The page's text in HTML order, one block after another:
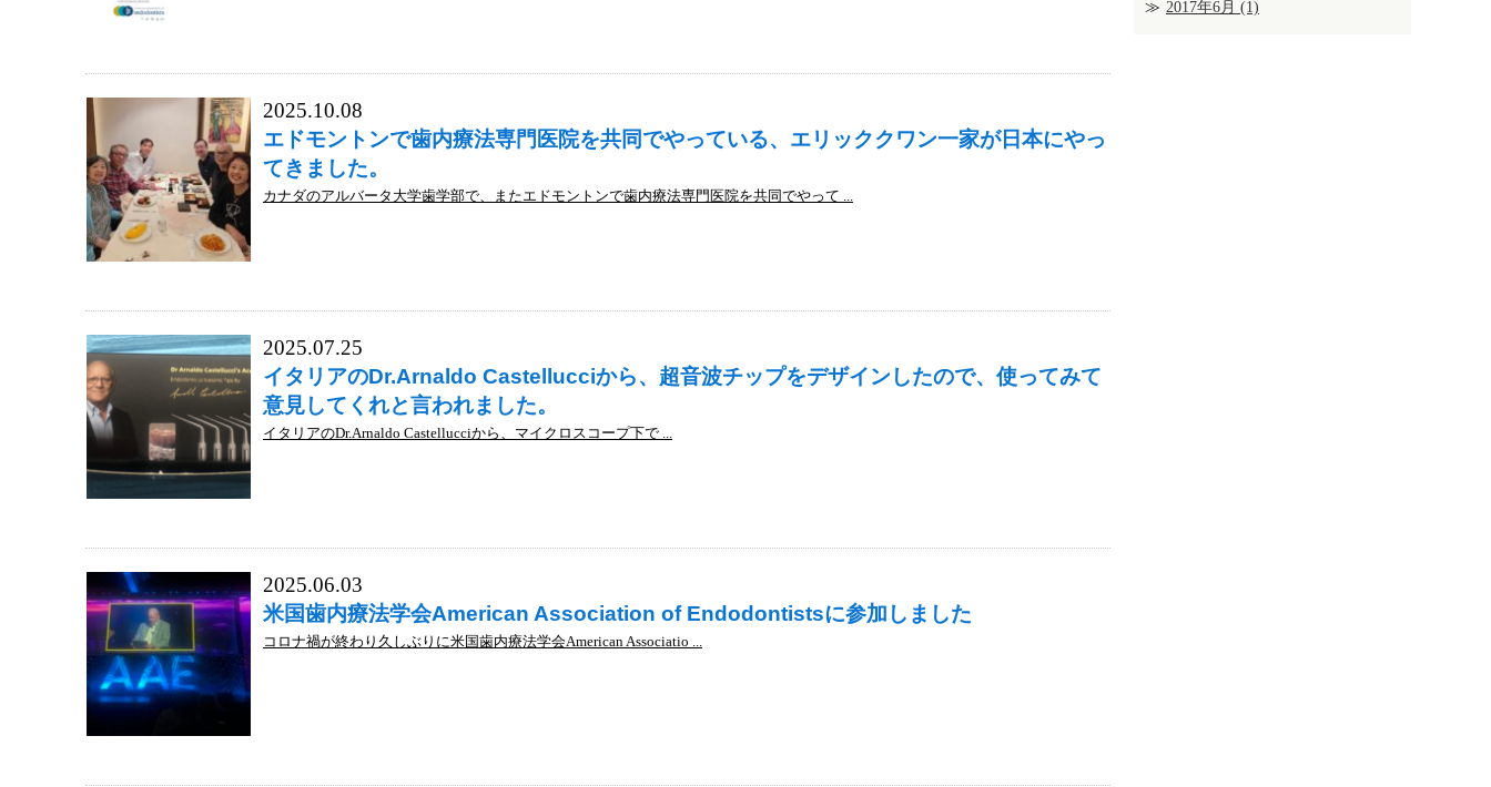
2025.10.08
エドモントンで歯内療法専門医院を共同でやっている、エリッククワン一家が日本にやっ
てきました。
カナダのアルバータ大学歯学部で、またエドモントンで歯内療法専門医院を共同でやって ...
2025.07.25
イタリアのDr.Arnaldo Castellucciから、超音波チップをデザインしたので、使ってみて
意見してくれと言われました。
イタリアのDr.Arnaldo Castellucciから、マイクロスコープ下で ...
2025.06.03
米国歯内療法学会American Association of Endodontistsに参加しました
コロナ禍が終わり久しぶりに米国歯内療法学会American Associatio ...
2017年6月 (1)